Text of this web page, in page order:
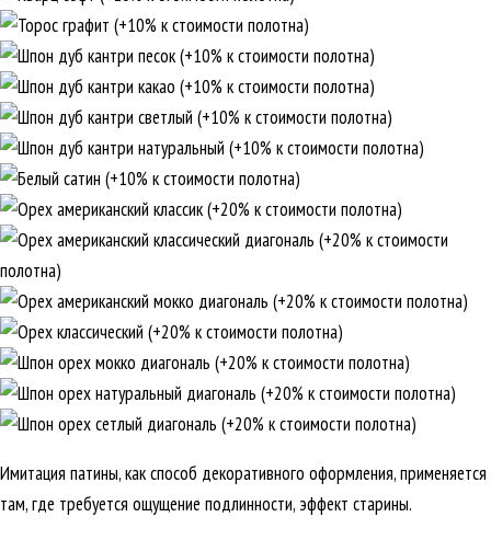
Имитация патины, как способ декоративного оформления, применяется
там, где требуется ощущение подлинности, эффект старины.